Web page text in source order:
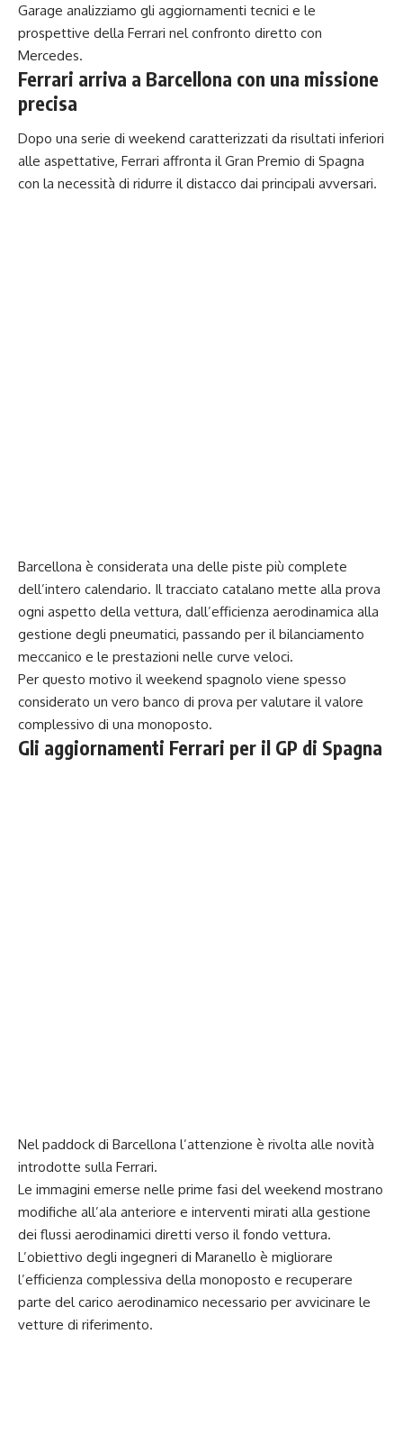
Garage analizziamo gli aggiornamenti tecnici e le
prospettive della Ferrari nel confronto diretto con
Mercedes.
Ferrari arriva a Barcellona con una missione
precisa
Dopo una serie di weekend caratterizzati da risultati inferiori
alle aspettative, Ferrari affronta il Gran Premio di Spagna
con la necessità di ridurre il distacco dai principali avversari.
Barcellona è considerata una delle piste più complete
dell’intero calendario. Il tracciato catalano mette alla prova
ogni aspetto della vettura, dall’efficienza aerodinamica alla
gestione degli pneumatici, passando per il bilanciamento
meccanico e le prestazioni nelle curve veloci.
Per questo motivo il weekend spagnolo viene spesso
considerato un vero banco di prova per valutare il valore
complessivo di una monoposto.
Gli aggiornamenti Ferrari per il GP di Spagna
Nel paddock di Barcellona l’attenzione è rivolta alle novità
introdotte sulla Ferrari.
Le immagini emerse nelle prime fasi del weekend mostrano
modifiche all’ala anteriore e interventi mirati alla gestione
dei flussi aerodinamici diretti verso il fondo vettura.
L’obiettivo degli ingegneri di Maranello è migliorare
l’efficienza complessiva della monoposto e recuperare
parte del carico aerodinamico necessario per avvicinare le
vetture di riferimento.